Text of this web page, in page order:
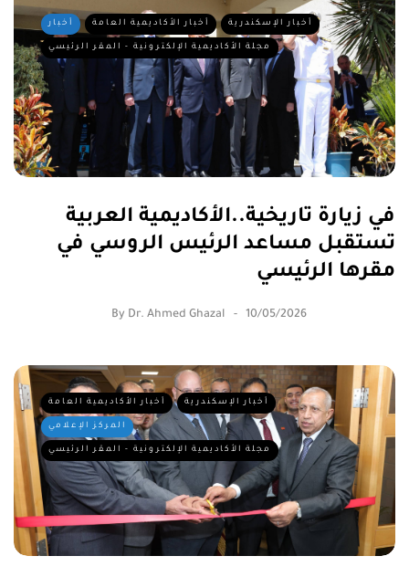
أخبار أخبار الأكاديمية العامة أخبار الإسكندرية
مجلة الأكاديمية الإلكترونية - المقر الرئيسي
في زيارة تاريخية..الأكاديمية العربية
تستقبل مساعد الرئيس الروسي في
مقرها الرئيسي
By Dr. Ahmed Ghazal 10/05/2026
أخبار الأكاديمية العامة أخبار الإسكندرية
المركز الإعلامي
مجلة الأكاديمية الإلكترونية - المقر الرئيسي